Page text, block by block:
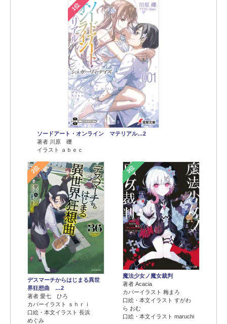
1位
ソードアート・オンライン マテリアル…2
著者 川原 礫
イラスト ａｂｅｃ
2位
デスマーチからはじまる異世
界狂想曲 …2
著者 愛七 ひろ
カバーイラスト ｓｈｒｉ
口絵・本文イラスト 長浜
めぐみ
3位
魔法少女ノ魔女裁判
著者 Acacia
カバーイラスト 梅まろ
口絵・本文イラスト すがわ
ら おむ
口絵・本文イラスト maruchi